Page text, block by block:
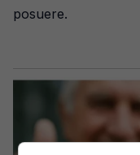
posuere.